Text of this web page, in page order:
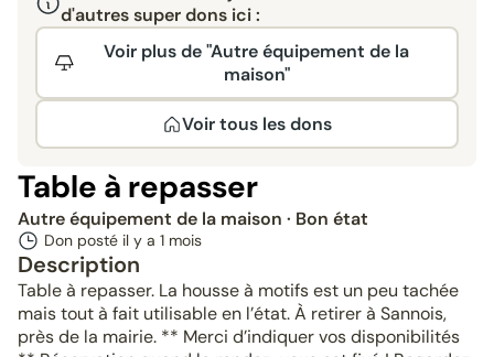
d'autres super dons ici :
Voir plus de "Autre équipement de la
maison"
Voir tous les dons
Table à repasser
Autre équipement de la maison · Bon état
Don posté il y a 1 mois
Description
Table à repasser. La housse à motifs est un peu tachée
mais tout à fait utilisable en l’état. À retirer à Sannois,
près de la mairie. ** Merci d’indiquer vos disponibilités